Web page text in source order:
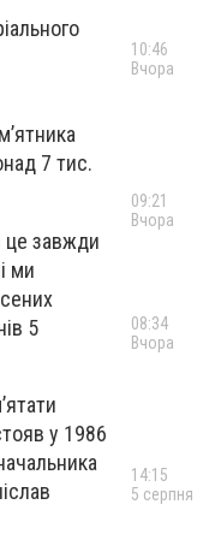
7 тис.
це завжди
ми
5
у 1986
10:46
Вчора
09:21
Вчора
08:34
Вчора
14:15
5 серпня